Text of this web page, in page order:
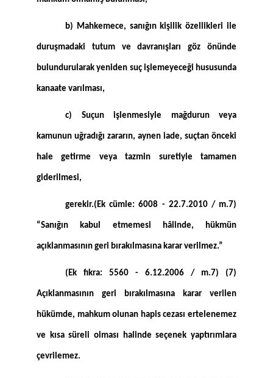
b) Mahkemece, sanığın kişilik özellikleri ile
duruşmadaki tutum ve davranışları göz önünde
bulundurularak yeniden suç işlemeyeceği hususunda
kanaate varılması,
c) Suçun işlenmesiyle mağdurun veya
kamunun uğradığı zararın, aynen iade, suçtan önceki
hale getirme veya tazmin suretiyle tamamen
giderilmesi,
gerekir.(Ek cümle: 6008 - 22.7.2010 / m.7)
“Sanığın kabul etmemesi hâlinde, hükmün
açıklanmasının geri bırakılmasına karar verilmez.”
(Ek fıkra: 5560 - 6.12.2006 / m.7) (7)
Açıklanmasının geri bırakılmasına karar verilen
hükümde, mahkum olunan hapis cezası ertelenemez
ve kısa süreli olması halinde seçenek yaptırımlara
çevrilemez.